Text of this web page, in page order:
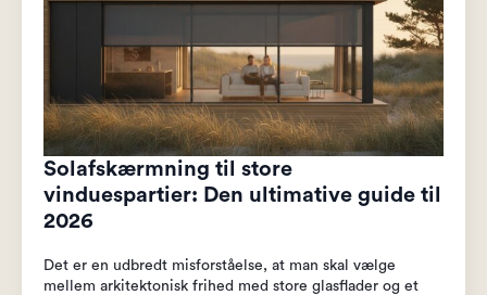
Solafskærmning til store
vinduespartier: Den ultimative guide til
2026
Det er en udbredt misforståelse, at man skal vælge
mellem arkitektonisk frihed med store glasflader og et